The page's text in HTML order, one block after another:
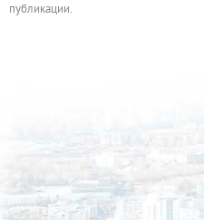
публикации.